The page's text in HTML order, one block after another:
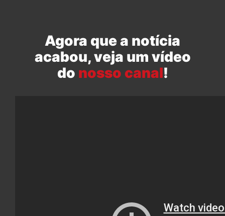
Agora que a notícia
acabou, veja um vídeo
do nosso canal!